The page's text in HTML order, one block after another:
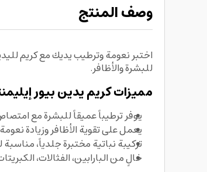
وصف المنتج
للبشرة والأظافر.
مميزات كريم يدينبيور
يوفر ترطيباً عميقاً للبشرة مع
يعمل على تقوية الأظافر وزيادة
تركيبة نباتية مختبرة جلدياً،
خالٍ من البارابين، الفثالات،